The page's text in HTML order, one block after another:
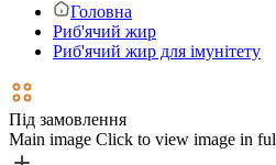
Головна
Риб'ячий жир
Риб'ячий жир для імунітету
Під замовлення
Main image Click to view image in